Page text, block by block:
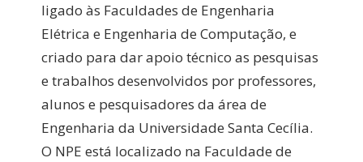
ligado às Faculdades de Engenharia
Elétrica e Engenharia de Computação, e
criado para dar apoio técnico as pesquisas
e trabalhos desenvolvidos por professores,
alunos e pesquisadores da área de
Engenharia da Universidade Santa Cecília.
O NPE está localizado na Faculdade de